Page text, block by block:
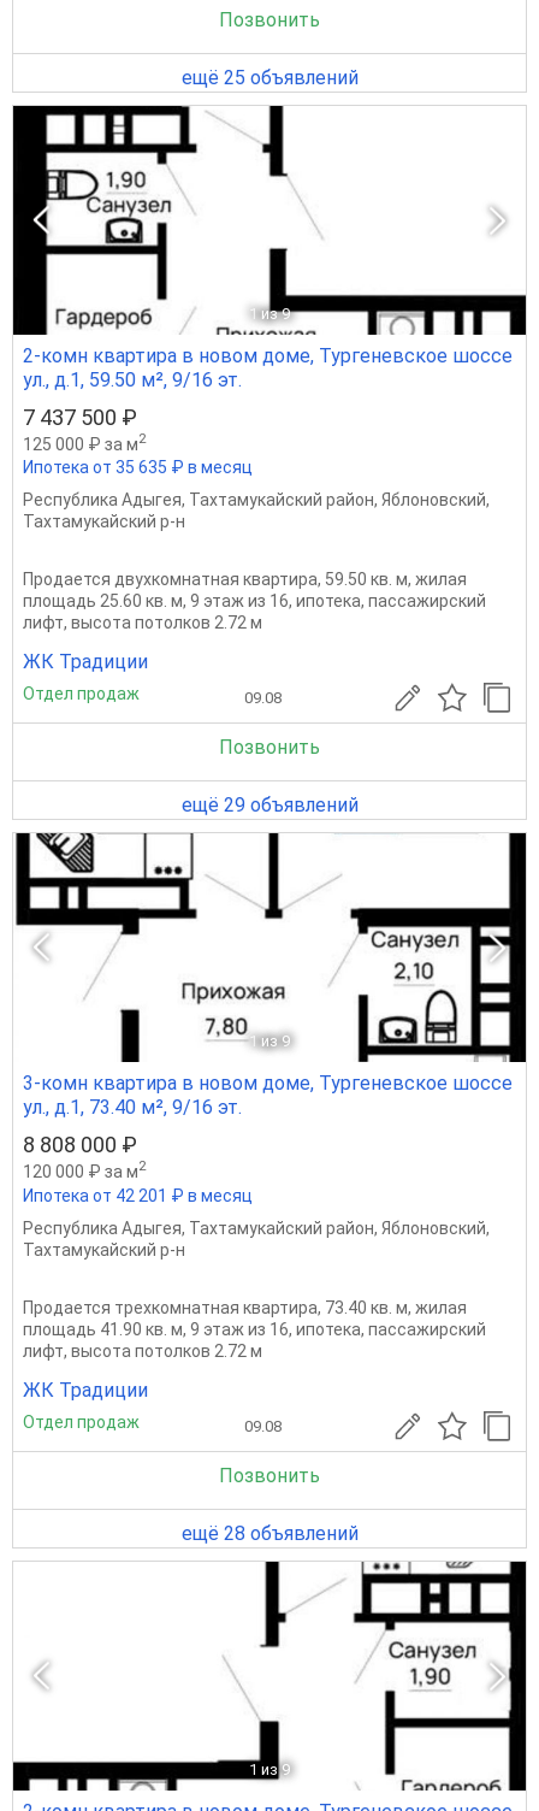
Позвонить
ещё 25 объявлений
1 из 9
2-комн квартира в новом доме, Тургеневское шоссе
ул., д.1, 59.50 м², 9/16 эт.
7 437 500 ₽
125 000 ₽ за м2
Ипотека от 35 635 ₽ в месяц
Республика Адыгея, Тахтамукайский район, Яблоновский,
Тахтамукайский р-н
Продается двухкомнатная квартира, 59.50 кв. м, жилая
площадь 25.60 кв. м, 9 этаж из 16, ипотека, пассажирский
лифт, высота потолков 2.72 м
ЖК Традиции
Отдел продаж 09.08
Позвонить
ещё 29 объявлений
1 из 9
3-комн квартира в новом доме, Тургеневское шоссе
ул., д.1, 73.40 м², 9/16 эт.
8 808 000 ₽
120 000 ₽ за м2
Ипотека от 42 201 ₽ в месяц
Республика Адыгея, Тахтамукайский район, Яблоновский,
Тахтамукайский р-н
Продается трехкомнатная квартира, 73.40 кв. м, жилая
площадь 41.90 кв. м, 9 этаж из 16, ипотека, пассажирский
лифт, высота потолков 2.72 м
ЖК Традиции
Отдел продаж 09.08
Позвонить
ещё 28 объявлений
1 из 9